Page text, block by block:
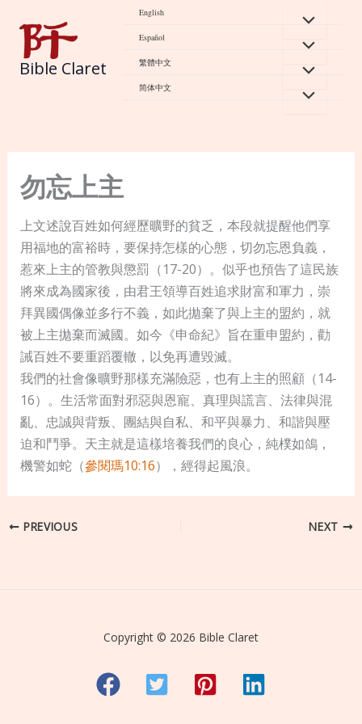
content
Bible Claret
English
Español
繁體中文
简体中文
勿忘上主
上文述說百姓如何經歷曠野的貧乏，本段就提醒他們享
用福地的富裕時，要保持怎樣的心態，切勿忘恩負義，
惹來上主的管教與懲罰（17-20）。似乎也預告了這民族
將來成為國家後，由君王領導百姓追求財富和軍力，崇
拜異國偶像並多行不義，如此拋棄了與上主的盟約，就
被上主拋棄而滅國。如今《申命紀》旨在重申盟約，勸
誡百姓不要重蹈覆轍，以免再遭毀滅。
我們的社會像曠野那樣充滿險惡，也有上主的照顧（14-
16）。生活常面對邪惡與恩寵、真理與謊言、法律與混
亂、忠誠與背叛、團結與自私、和平與暴力、和諧與壓
迫和鬥爭。天主就是這樣培養我們的良心，純樸如鴿，
機警如蛇（參閱瑪10:16），經得起風浪。
PREVIOUS NEXT
Copyright © 2026 Bible Claret